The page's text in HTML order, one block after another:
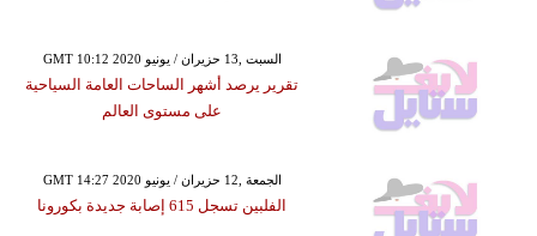
GMT 10:12 2020 السبت ,13 حزيران / يونيو
تقرير يرصد أشهر الساحات العامة السياحية
على مستوى العالم
GMT 14:27 2020 الجمعة ,12 حزيران / يونيو
الفلبين تسجل 615 إصابة جديدة بكورونا